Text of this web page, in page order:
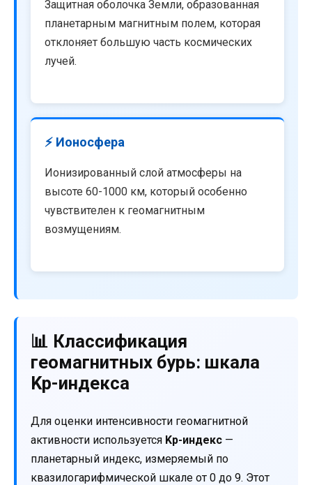
Защитная оболочка Земли, образованная
планетарным магнитным полем, которая
отклоняет большую часть космических
лучей.
⚡ Ионосфера
Ионизированный слой атмосферы на
высоте 60-1000 км, который особенно
чувствителен к геомагнитным
возмущениям.
📊 Классификация
геомагнитных бурь: шкала
Kp-индекса
Для оценки интенсивности геомагнитной
активности используется Kp-индекс —
планетарный индекс, измеряемый по
квазилогарифмической шкале от 0 до 9. Этот